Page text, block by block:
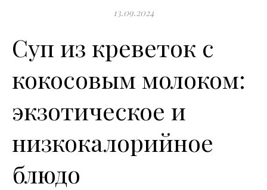
13.09.2024
Суп из креветок с
кокосовым молоком:
экзотическое и
низкокалорийное
блюдо